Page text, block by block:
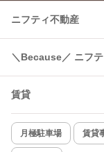
温水洗浄便座
コンロ2口以上
新着のみ
ニフティ不動産
＼Because／ ニフ
賃貸
月極駐車場 賃貸